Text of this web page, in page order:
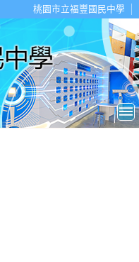
桃園市立福豐國民中學